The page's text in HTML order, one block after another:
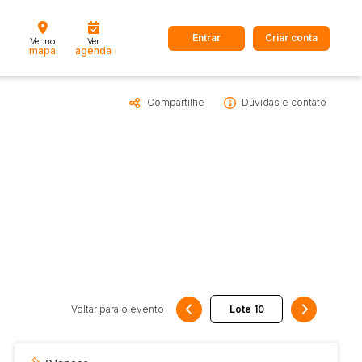
Cidade
Ver no
mapa
Ver
agenda
Entrar Criar conta
Compartilhe Dúvidas e contato
Voltar para o evento